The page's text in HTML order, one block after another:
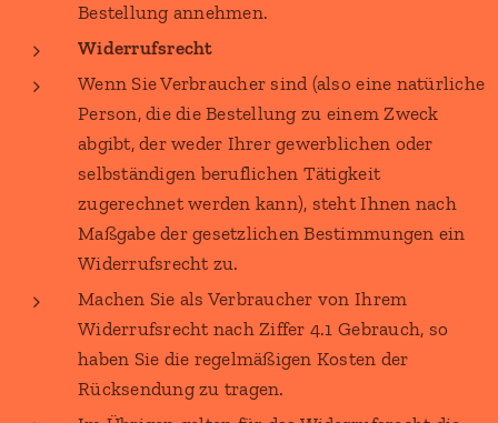
Bestellung annehmen.
Widerrufsrecht
Wenn Sie Verbraucher sind (also eine natürliche
Person, die die Bestellung zu einem Zweck
abgibt, der weder Ihrer gewerblichen oder
selbständigen beruflichen Tätigkeit
zugerechnet werden kann), steht Ihnen nach
Maßgabe der gesetzlichen Bestimmungen ein
Widerrufsrecht zu.
Machen Sie als Verbraucher von Ihrem
Widerrufsrecht nach Ziffer 4.1 Gebrauch, so
haben Sie die regelmäßigen Kosten der
Rücksendung zu tragen.